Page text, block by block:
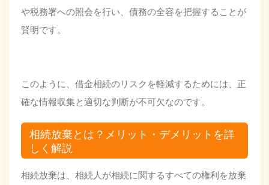
や税務署への照会を行い、債務の全容を把握することが
賢明です。
このように、借金相続のリスクを軽減するためには、正
確な情報収集と適切な判断が不可欠なのです。
相続放棄とは？メリット・デメリットを詳
しく解説
相続放棄は、相続人が相続に関するすべての権利を放棄